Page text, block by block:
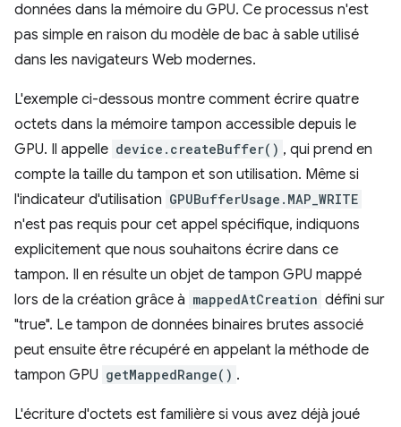
données dans la mémoire du GPU. Ce processus n'est
pas simple en raison du modèle de bac à sable utilisé
dans les navigateurs Web modernes.
L'exemple ci-dessous montre comment écrire quatre
octets dans la mémoire tampon accessible depuis le
GPU. Il appelle device.createBuffer() , qui prend en
compte la taille du tampon et son utilisation. Même si
l'indicateur d'utilisation GPUBufferUsage.MAP_WRITE
n'est pas requis pour cet appel spécifique, indiquons
explicitement que nous souhaitons écrire dans ce
tampon. Il en résulte un objet de tampon GPU mappé
lors de la création grâce à mappedAtCreation défini sur
"true". Le tampon de données binaires brutes associé
peut ensuite être récupéré en appelant la méthode de
tampon GPU getMappedRange() .
L'écriture d'octets est familière si vous avez déjà joué